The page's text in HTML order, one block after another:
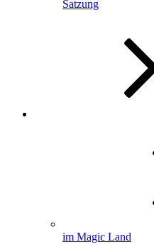
Satzung
im Magic Land